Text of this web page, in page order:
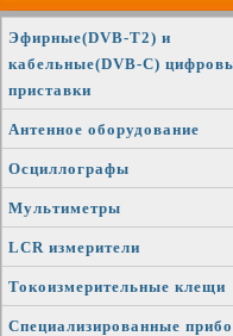
Эфирные(DVB-T2) и
кабельные(DVB-C)
приставки
Антенное оборудование
Осциллографы
Мультиметры
LCR измерители
Токоизмерительные клещи
Специализированные